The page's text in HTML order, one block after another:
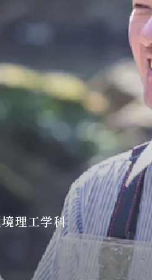
理工学科